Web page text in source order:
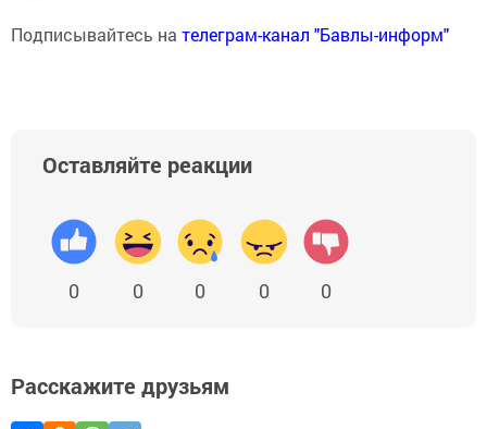
Подписывайтесь на телеграм-канал "Бавлы-информ"
Оставляйте реакции
0 0 0 0 0
Расскажите друзьям